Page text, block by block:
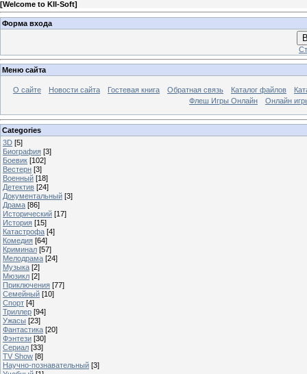
[Welcome to KII-Soft]
Форма входа
Меню сайта
О сайте Новости сайта Гостевая книга Обратная связь Каталог файлов
Флеш Игры Онлайн
Онлайн
Categories
3D [5]
Биография [3]
Боевик [102]
Вестерн [3]
Военный [18]
Детектив [24]
Документальный [3]
Драма [86]
Исторический [17]
История [15]
Катастрофа [4]
Комедия [64]
Криминал [57]
Мелодрама [24]
Музыка [2]
Мюзикл [2]
Приключения [77]
Семейный [10]
Спорт [4]
Триллер [94]
Ужасы [23]
Фантастика [20]
Фэнтези [30]
Сериал [33]
TV Show [8]
Научно-познавательный [3]